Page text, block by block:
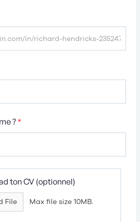
?*
ton CV (optionnel)
File Max file size 10MB.